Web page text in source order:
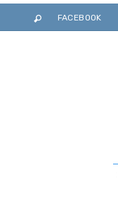
FACEBOOK